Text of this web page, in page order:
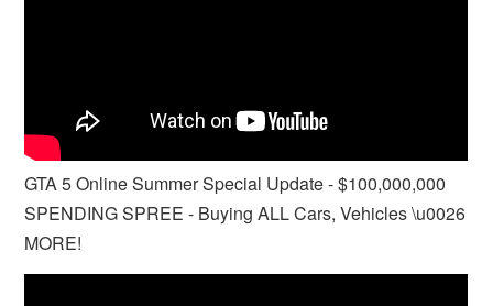
GTA 5 Online Summer Special Update - $100,000,000
SPENDING SPREE - Buying ALL Cars, Vehicles \u0026
MORE!